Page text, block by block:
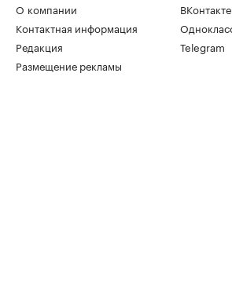
О компании
Контактная информация
Редакция
Размещение рекламы
ВКонтакте
Telegram